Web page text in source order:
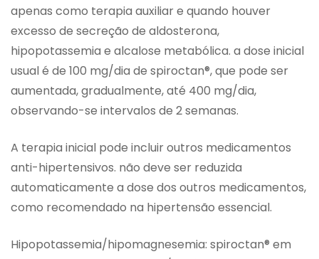
apenas como terapia auxiliar e quando houver
excesso de secreção de aldosterona,
hipopotassemia e alcalose metabólica. a dose inicial
usual é de 100 mg/dia de spiroctan®, que pode ser
aumentada, gradualmente, até 400 mg/dia,
observando-se intervalos de 2 semanas.
A terapia inicial pode incluir outros medicamentos
anti-hipertensivos. não deve ser reduzida
automaticamente a dose dos outros medicamentos,
como recomendado na hipertensão essencial.
Hipopotassemia/hipomagnesemia: spiroctan® em